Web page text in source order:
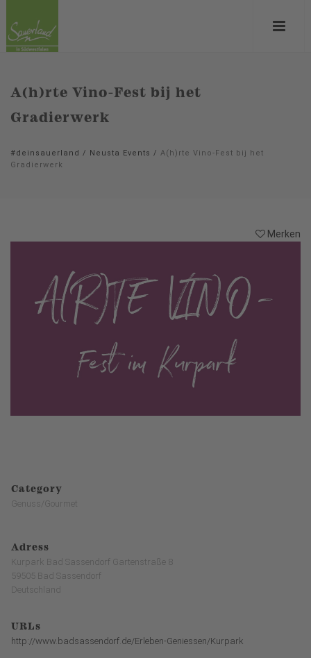
A(h)rte Vino-Fest bij het
Gradierwerk
#deinsauerland / Neusta Events / A(h)rte Vino-Fest bij het
Gradierwerk
Merken
Category
Genuss/Gourmet
Adress
Kurpark Bad Sassendorf Gartenstraße 8
59505 Bad Sassendorf
Deutschland
URLs
http://www.badsassendorf.de/Erleben-Geniessen/Kurpark